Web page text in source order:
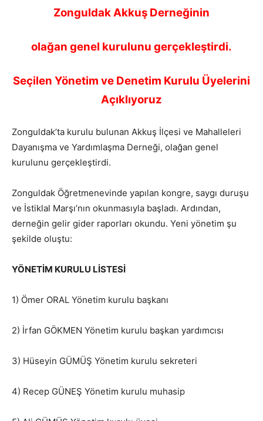
Zonguldak Akkuş Derneğinin
olağan genel kurulunu gerçekleştirdi.
Seçilen Yönetim ve Denetim Kurulu Üyelerini
Açıklıyoruz
Zonguldak’ta kurulu bulunan Akkuş İlçesi ve Mahalleleri
Dayanışma ve Yardımlaşma Derneği, olağan genel
kurulunu gerçekleştirdi.
Zonguldak Öğretmenevinde yapılan kongre, saygı duruşu
ve İstiklal Marşı’nın okunmasıyla başladı. Ardından,
derneğin gelir gider raporları okundu. Yeni yönetim şu
şekilde oluştu:
YÖNETİM KURULU LİSTESİ
1) Ömer ORAL Yönetim kurulu başkanı
2) İrfan GÖKMEN Yönetim kurulu başkan yardımcısı
3) Hüseyin GÜMÜŞ Yönetim kurulu sekreteri
4) Recep GÜNEŞ Yönetim kurulu muhasip